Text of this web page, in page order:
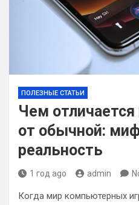
ПОЛЕЗНЫЕ СТАТЬИ
Чем
от обычной:
реальность
1 год ago admin
Когда мир компьютерных